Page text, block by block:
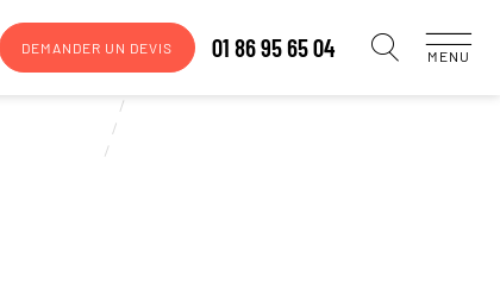
DEMANDER UN DEVIS 01 86 95 65 04 MENU